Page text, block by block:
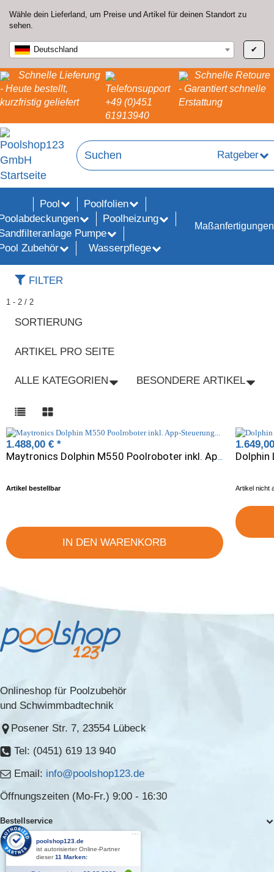
Wähle dein Lieferland, um Preise und Artikel für deinen Standort zu
sehen.
Deutschland ✔
Schnelle Lieferung
- Heute bestellt,
kurzfristig geliefert
Telefonsupport
+49 (0)451
61913940
Schnelle Retoure
- Garantiert schnelle
Erstattung
Ratgeber
Pool
Poolfolien
Poolheizung
Pumpe
Zubehör
Wasserpflege
Maßanfertigungen
FILTER
1 - 2 / 2
SORTIERUNG
ARTIKEL PRO SEITE
ALLE KATEGORIEN BESONDERE ARTIKEL
Maytronics Dolphin M550 Poolroboter inkl. App-Steuerung & Caddy, für Boden/Wand/Wasserlinie
1.488,00 € *
Artikel bestellbar
IN DEN WARENKORB
Dolphin
Artikel nicht
Onlineshop für Poolzubehör
und Schwimmbadtechnik
Posener Str. 7, 23554 Lübeck
Tel: (0451) 619 13 940
Email: info@poolshop123.de
Öffnungszeiten (Mo-Fr.) 9:00 - 16:30
Bestellservice